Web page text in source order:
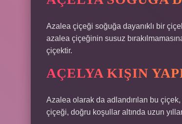
Azalea çiçeği soğuğa dayanıklı bir
azalea çiçeğinin susuz
çiçektir.
AÇELYA KIŞIN
Azalea olarak da adlandırılan bu
çiçeği, doğru koşullar altında uzun yıllar